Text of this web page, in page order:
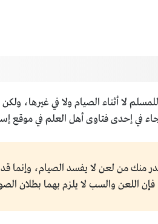
لا أثناء الصيام ولا في غيرها،
في إحدى فتاوى أهل العلم في موقع
من لعن لا يفسد الصيام، وإنما
اللعن والسب لا يلزم بهما بطلان